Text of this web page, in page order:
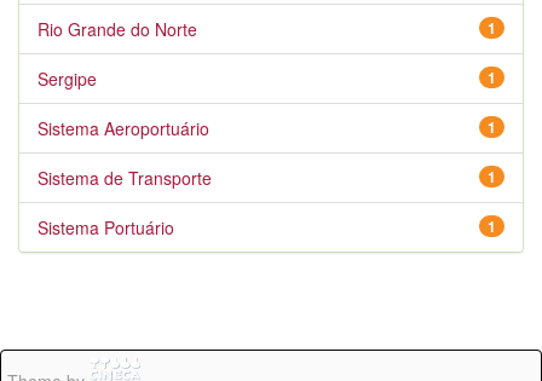
1
Rio Grande do Norte
1
Sergipe
1
Sistema Aeroportuário
1
Sistema de Transporte
1
Sistema Portuário